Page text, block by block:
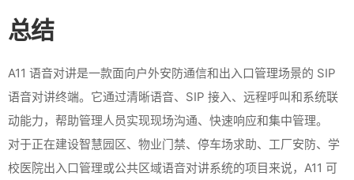
总结
A11 语音对讲是一款面向户外安防通信和出入口管理场景的 SIP
语音对讲终端。它通过清晰语音、SIP 接入、远程呼叫和系统联
动能力，帮助管理人员实现现场沟通、快速响应和集中管理。
对于正在建设智慧园区、物业门禁、停车场求助、工厂安防、学
校医院出入口管理或公共区域语音对讲系统的项目来说，A11 可